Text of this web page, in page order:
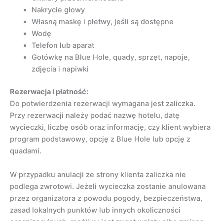
Nakrycie głowy
Własną maskę i płetwy, jeśli są dostępne
Wodę
Telefon lub aparat
Gotówkę na Blue Hole, quady, sprzęt, napoje,
zdjęcia i napiwki
Rezerwacja i płatność:
Do potwierdzenia rezerwacji wymagana jest zaliczka.
Przy rezerwacji należy podać nazwę hotelu, datę
wycieczki, liczbę osób oraz informację, czy klient wybiera
program podstawowy, opcję z Blue Hole lub opcję z
quadami.
W przypadku anulacji ze strony klienta zaliczka nie
podlega zwrotowi. Jeżeli wycieczka zostanie anulowana
przez organizatora z powodu pogody, bezpieczeństwa,
zasad lokalnych punktów lub innych okoliczności